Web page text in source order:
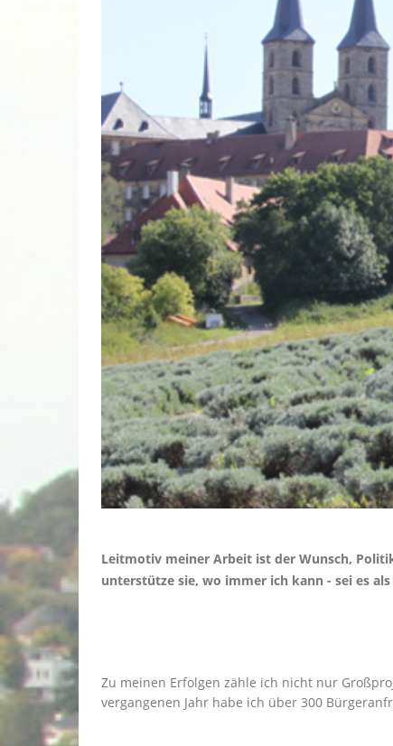
Leitmotiv meiner Arbeit ist der Wunsch,
unterstütze sie, wo immer ich kann - sei es
Zu meinen Erfolgen zähle ich nicht nur
vergangenen Jahr habe ich über 300